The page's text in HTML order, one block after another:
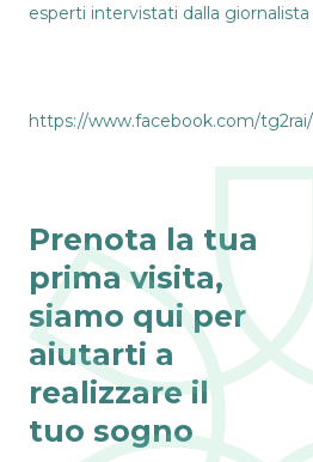
esperti intervistati dalla
https://www.facebook.com/
Prenota la tua
prima visita,
siamo qui per
aiutarti a
realizzare il
tuo sogno